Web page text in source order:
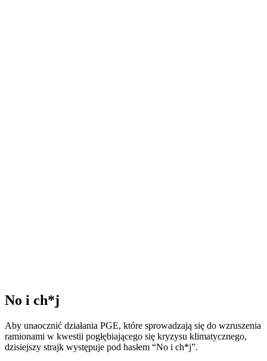
No i ch*j
Aby unaocznić działania PGE, które sprowadzają się do wzruszenia
ramionami w kwestii pogłębiającego się kryzysu klimatycznego,
dzisiejszy strajk występuje pod hasłem “No i ch*j”.